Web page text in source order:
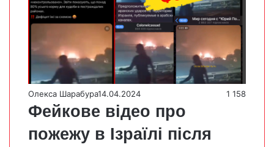
Олекса Шарабура14.04.2024 1 158
Фейкове відео про
пожежу в Ізраїлі після